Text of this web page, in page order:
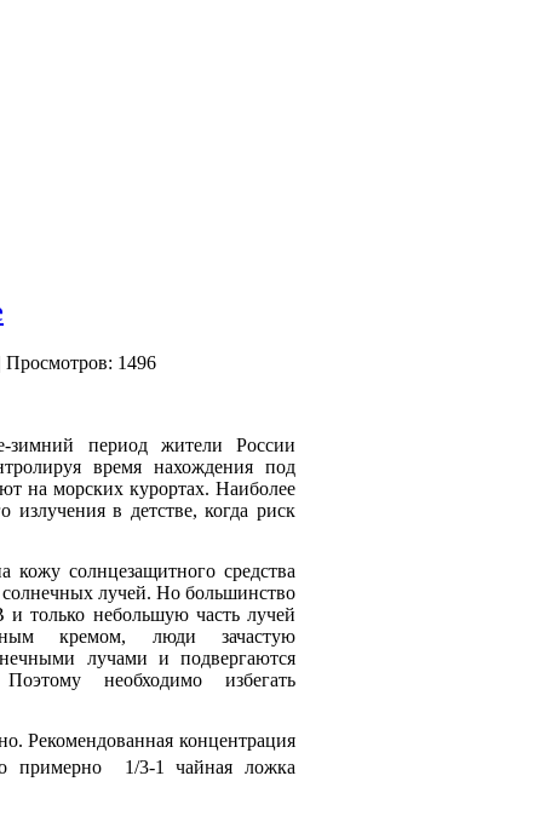
| Просмотров: 1496
зимний период жители России
время нахождения под
на морских курортах. Наиболее
излучения в детстве, когда риск
солнцезащитного средства
солнечных лучей. Но большинство
только небольшую часть лучей
кремом, люди зачастую
лучами и подвергаются
необходимо избегать
концентрация
примерно 1/3-1 чайная ложка